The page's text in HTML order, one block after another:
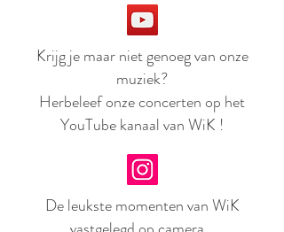
Krijg je maar niet genoeg van onze
muziek?
Herbeleef onze concerten op het
YouTube kanaal van WiK !
De leukste momenten van WiK